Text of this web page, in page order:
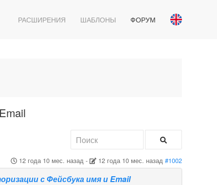
РАСШИРЕНИЯ ШАБЛОНЫ ФОРУМ
12 года 10 мес. назад- 12 года 10 мес. назад #1002
с Фейсбука имя и Email